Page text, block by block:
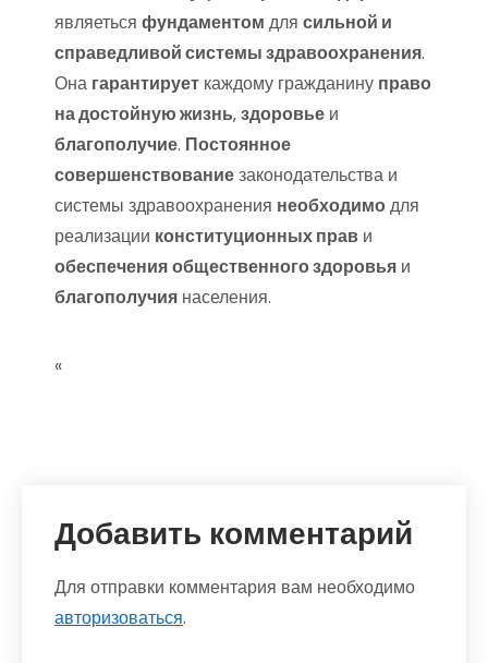
являеться фундаментом для сильной и
справедливой системы здравоохранения.
Она гарантирует каждому гражданину право
на достойную жизнь‚здоровье и
благополучие. Постоянное
совершенствованиезаконодательства и
системы здравоохранения необходимодля
реализации конституционных прав и
обеспеченияобщественного здоровья и
благополучия населения.
«
Добавить комментарий
Для отправки комментария вам необходимо
авторизоваться.